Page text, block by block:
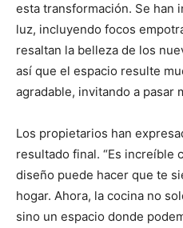
esta transformación. Se han
luz, incluyendo focos
resaltan la belleza de los
así que el espacio resulte
agradable, invitando a pasar
Los propietarios han
resultado final. “Es increíble
diseño puede hacer que te
hogar. Ahora, la cocina no
sino un espacio donde